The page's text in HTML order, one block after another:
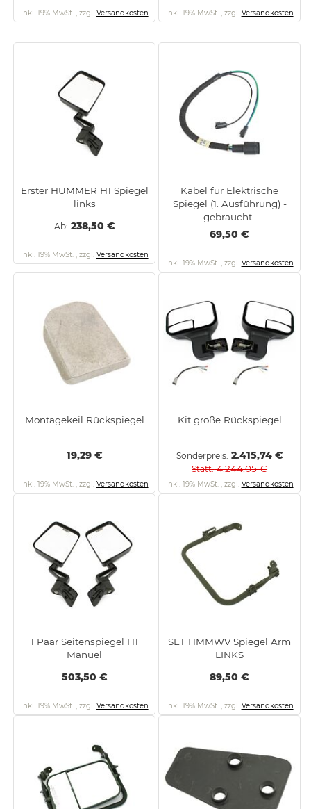
Inkl. 19% MwSt. , zzgl. Versandkosten Inkl. 19% MwSt. , zzgl. Versandkosten
Erster HUMMER H1 Spiegel
links
Ab 238,50 €
Inkl. 19% MwSt. zzgl. Versandkosten
Kabel für Elektrische
Spiegel (1. Ausführung) -
gebraucht-
69,50 €
Inkl. 19% MwSt. zzgl. Versandkosten
Montagekeil Rückspiegel
19,29 €
Inkl. 19% MwSt. , zzgl. Versandkosten
Kit große Rückspiegel
Sonderpreis 2.415,74 €
Statt 4.244,05 €
Inkl. 19% MwSt. , zzgl. Versandkosten
1 Paar Seitenspiegel H1
Manuel
503,50 €
Inkl. 19% MwSt. , zzgl. Versandkosten
SET HMMWV Spiegel Arm
LINKS
89,50 €
Inkl. 19% MwSt. , zzgl. Versandkosten